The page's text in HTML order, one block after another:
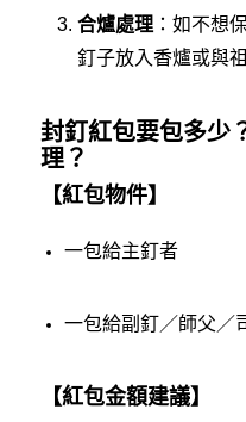
合爐處理：如不想
釘子放入香爐或與
封釘紅包要包多少
理？
【紅包物件】
一包給主釘者
一包給副釘／師父／
【紅包金額建議】